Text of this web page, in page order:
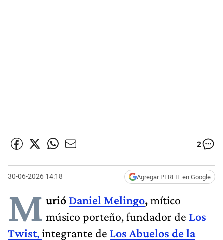
2
30-06-2026 14:18 Agregar PERFIL en Google
M urió Daniel Melingo,mítico
músico porteño, fundador de Los
Twist,integrante de Los Abuelos de la